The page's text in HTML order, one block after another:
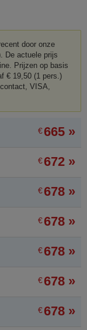
door onze
De actuele prijs
Prijzen op basis
€ 19,50 (1 pers.)
VISA,
€665 »
€672 »
€678 »
€678 »
€678 »
€678 »
€678 »